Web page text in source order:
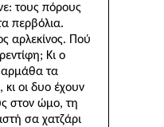
τους πόρους
περβόλια.
αρλεκίνος. Πού
Κι ο
αρμάθα τα
οι δυο έχουν
στον ώμο, τη
σα χατζάρι